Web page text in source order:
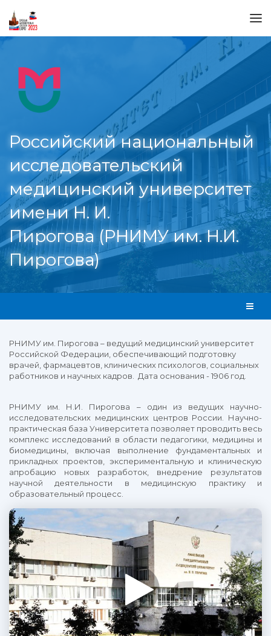
Российский национальный
исследовательский
медицинский университет
имени Н. И.
Пирогова (РНИМУ им. Н.И.
Пирогова)
РНИМУ им. Пирогова – ведущий медицинский университет
Российской Федерации, обеспечивающий подготовку
врачей, фармацевтов, клинических психологов, социальных
работников и научных кадров. Дата основания - 1906 год.
РНИМУ им. Н.И. Пирогова – один из ведущих научно-
исследовательских медицинских центров России. Научно-
практическая база Университета позволяет проводить весь
комплекс исследований в области педагогики, медицины и
биомедицины, включая выполнение фундаментальных и
прикладных проектов, экспериментальную и клиническую
апробацию новых разработок, внедрение результатов
научной деятельности в медицинскую практику и
образовательный процесс.